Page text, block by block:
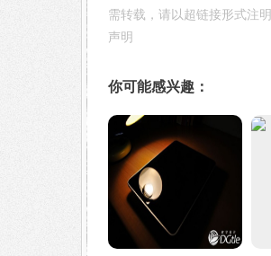
需转载，请以超链接形式注
声明
你可能感兴趣：